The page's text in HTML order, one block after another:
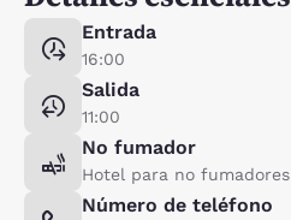
Entrada
16:00
Salida
11:00
No fumador
Hotel para no fumadores
Número de teléfono